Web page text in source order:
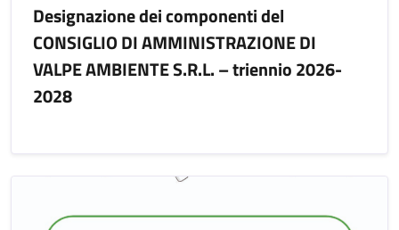
Designazione dei componenti del
CONSIGLIO DI AMMINISTRAZIONE DI
VALPE AMBIENTE S.R.L. – triennio 2026-
2028